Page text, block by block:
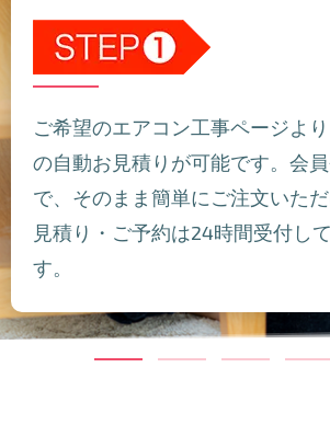
ご希望のエアコン工事ページよ
の自動お見積りが可能です。会
で、そのまま簡単にご注文いた
見積り・ご予約は24時間受付し
す。